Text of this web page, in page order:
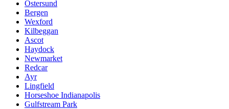
Ostersund
Bergen
Wexford
Kilbeggan
Ascot
Haydock
Newmarket
Redcar
Ayr
Lingfield
Horseshoe Indianapolis
Gulfstream Park